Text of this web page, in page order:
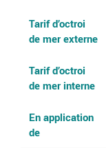
Tarif d’octroi
de mer externe
Tarif d’octroi
de mer interne
En application
de